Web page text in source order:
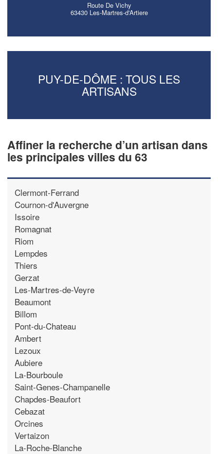
Route De Vichy
63430 Les-Martres-d'Artiere
PUY-DE-DÔME : TOUS LES
ARTISANS
Affiner la recherche d’un artisan dans
les principales villes du 63
Clermont-Ferrand
Cournon-d'Auvergne
Issoire
Romagnat
Riom
Lempdes
Thiers
Gerzat
Les-Martres-de-Veyre
Beaumont
Billom
Pont-du-Chateau
Ambert
Lezoux
Aubiere
La-Bourboule
Saint-Genes-Champanelle
Chapdes-Beaufort
Cebazat
Orcines
Vertaizon
La-Roche-Blanche